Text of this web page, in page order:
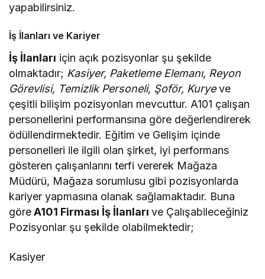
yapabilirsiniz.
İş İlanları ve Kariyer
İş İlanları için açık pozisyonlar şu şekilde
olmaktadır; Kasiyer, Paketleme Elemanı, Reyon
Görevlisi, Temizlik Personeli, Şoför, Kuryeve
çeşitli bilişim pozisyonları mevcuttur. A101 çalışan
personellerini performansına göre değerlendirerek
ödüllendirmektedir. Eğitim ve Gelişim içinde
personelleri ile ilgili olan şirket, iyi performans
gösteren çalışanlarını terfi vererek Mağaza
Müdürü, Mağaza sorumlusu gibi pozisyonlarda
kariyer yapmasına olanak sağlamaktadır. Buna
göreA101 Firması İş İlanlarıve Çalışabileceğiniz
Pozisyonlar şu şekilde olabilmektedir;
Kasiyer